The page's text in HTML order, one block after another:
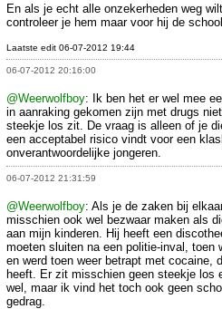
En als je echt alle onzekerheden weg
controleer je hem maar voor hij de
Laatste edit 06-07-2012 19:44
06-07-2012 20:16:00
@Weerwolfboy: Ik ben het er wel mee
in aanraking gekomen zijn met drugs
steekje los zit. De vraag is alleen of je
een acceptabel risico vindt voor een
onverantwoordelijke jongeren.
06-07-2012 21:31:59
@Weerwolfboy: Als je de zaken bij
misschien ook wel bezwaar maken als
aan mijn kinderen. Hij heeft een
moeten sluiten na een politie-inval, toen
en werd toen weer betrapt met cocaine,
heeft. Er zit misschien geen steekje los
wel, maar ik vind het toch ook geen
gedrag.